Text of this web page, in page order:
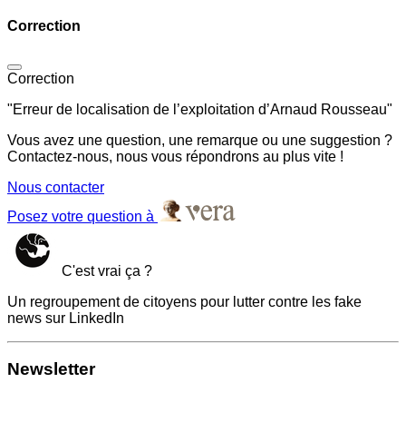
Correction
Correction
"Erreur de localisation de l’exploitation d’Arnaud Rousseau"
Vous avez une question, une remarque ou une suggestion ?
Contactez-nous, nous vous répondrons au plus vite !
Nous contacter
Posez votre question à
C'est vrai ça ?
Un regroupement de citoyens pour lutter contre les fake
news sur LinkedIn
Newsletter